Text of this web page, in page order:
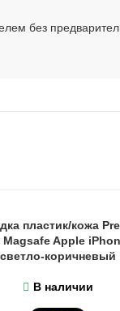
без
пластик/кожа
Magsafe Apple
светло-коричневый
В наличии